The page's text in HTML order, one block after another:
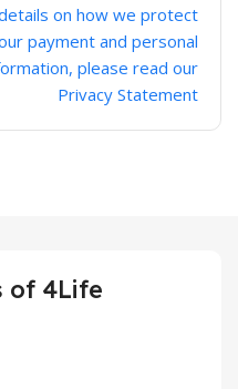
on how we protect
payment and personal
please read our
Privacy Statement
of 4Life